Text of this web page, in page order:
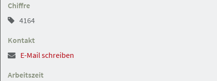
Migrationsrecht
Anwaltskanzlei Tawakuli
Chiffre
4164
Kontakt
Arbeitszeit